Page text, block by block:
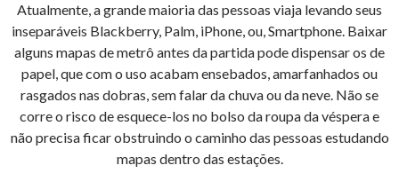
Atualmente, a grande maioria das pessoas viaja levando seus
inseparáveis Blackberry, Palm, iPhone, ou, Smartphone. Baixar
alguns mapas de metrô antes da partida pode dispensar os de
papel, que com o uso acabam ensebados, amarfanhados ou
rasgados nas dobras, sem falar da chuva ou da neve. Não se
corre o risco de esquece-los no bolso da roupa da véspera e
não precisa ficar obstruindo o caminho das pessoas estudando
mapas dentro das estações.